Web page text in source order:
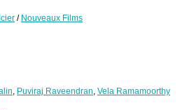
/ Nouveaux Films
, Puviraj Raveendran, Vela Ramamoorthy